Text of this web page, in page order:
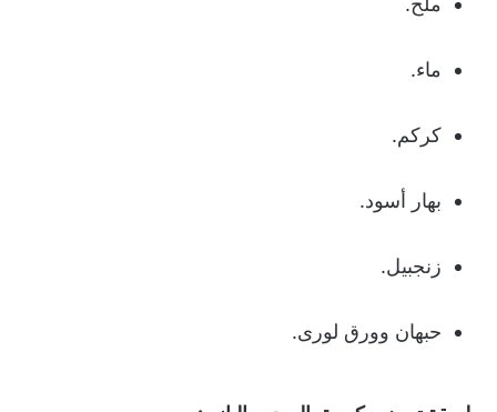
ماء.
كركم.
بهار أسود.
زنجبيل.
حبهان وورق لورى.